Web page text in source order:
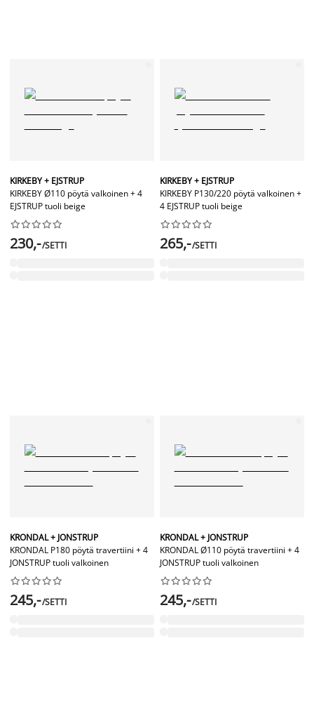
KIRKEBY + EJSTRUP
KIRKEBY Ø110 pöytä valkoinen + 4
EJSTRUP tuoli beige






230,-/SETTI
KIRKEBY + EJSTRUP
KIRKEBY P130/220 pöytä valkoinen +
4 EJSTRUP tuoli beige






265,-/SETTI
KRONDAL + JONSTRUP
KRONDAL P180 pöytä travertiini + 4
JONSTRUP tuoli valkoinen






245,-/SETTI
KRONDAL + JONSTRUP
KRONDAL Ø110 pöytä travertiini + 4
JONSTRUP tuoli valkoinen






245,-/SETTI